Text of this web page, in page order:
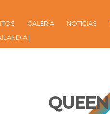
GALERÍA NOTICIAS
|